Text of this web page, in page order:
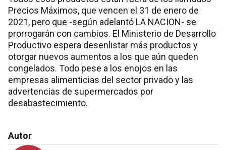
Precios Máximos, que vencen el 31 de enero de
2021, pero que -según adelantó LA NACION- se
prorrogarán con cambios. El Ministerio de Desarrollo
Productivo espera desenlistar más productos y
otorgar nuevos aumentos a los que aún queden
congelados. Todo pese a los enojos en las
empresas alimenticias del sector privado y las
advertencias de supermercados por
desabastecimiento.
Autor